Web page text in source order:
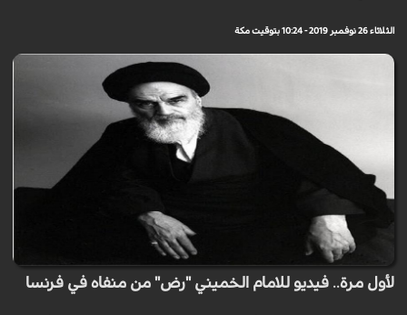
الثلاثاء 26 نوفمبر 2019 - 10:24 بتوقيت مكة
لأول مرة.. فيديو للامام الخميني "رض" من منفاه في فرنسا